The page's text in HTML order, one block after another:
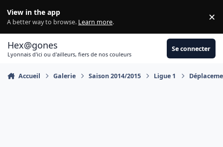
View in the app
A better way to browse. Learn more. ×
Hex@gones
Lyonnais d'ici ou d'ailleurs, fiers de nos couleurs
Se connecter
Accueil Galerie Saison 2014/2015 Ligue 1